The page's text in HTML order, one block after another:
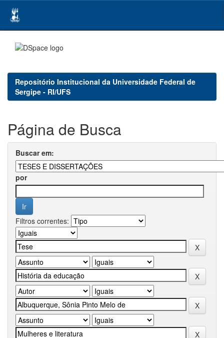
navigation
Repositório Institucional da Universidade Federal de
Sergipe - RI/UFS
Página de Busca
Buscar em:
por
Filtros correntes: